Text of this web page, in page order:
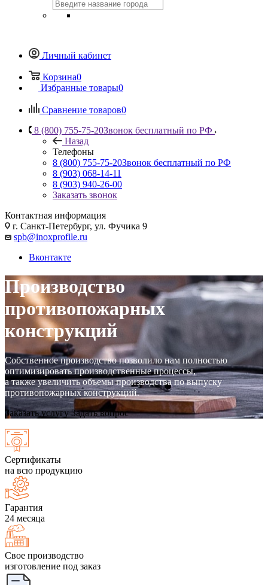
Личный кабинет
Корзина0
Избранные товары0
Сравнение товаров0
8 (800) 755-75-20Звонок бесплатный по РФ
Назад
Телефоны
8 (800) 755-75-20Звонок бесплатный по РФ
8 (903) 068-14-11
8 (903) 940-26-00
Заказать звонок
Контактная информация
г. Санкт-Петербург, ул. Фучика 9
spb@inoxprofile.ru
Вконтакте
Производство
противопожарных
конструкций
Собственное производство позволило нам полностью
оптимизировать производственные процессы,
а также увеличить объемы производства по выпуску
противопожарных конструкций.
Заказать услугу Задать вопрос
Сертификаты
на всю продукцию
Гарантия
24 месяца
Свое производство
изготовление под заказ